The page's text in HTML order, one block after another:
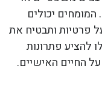
המומחים יכולים
פרטיות ותבטיח את
להציע פתרונות
החיים האישיים.